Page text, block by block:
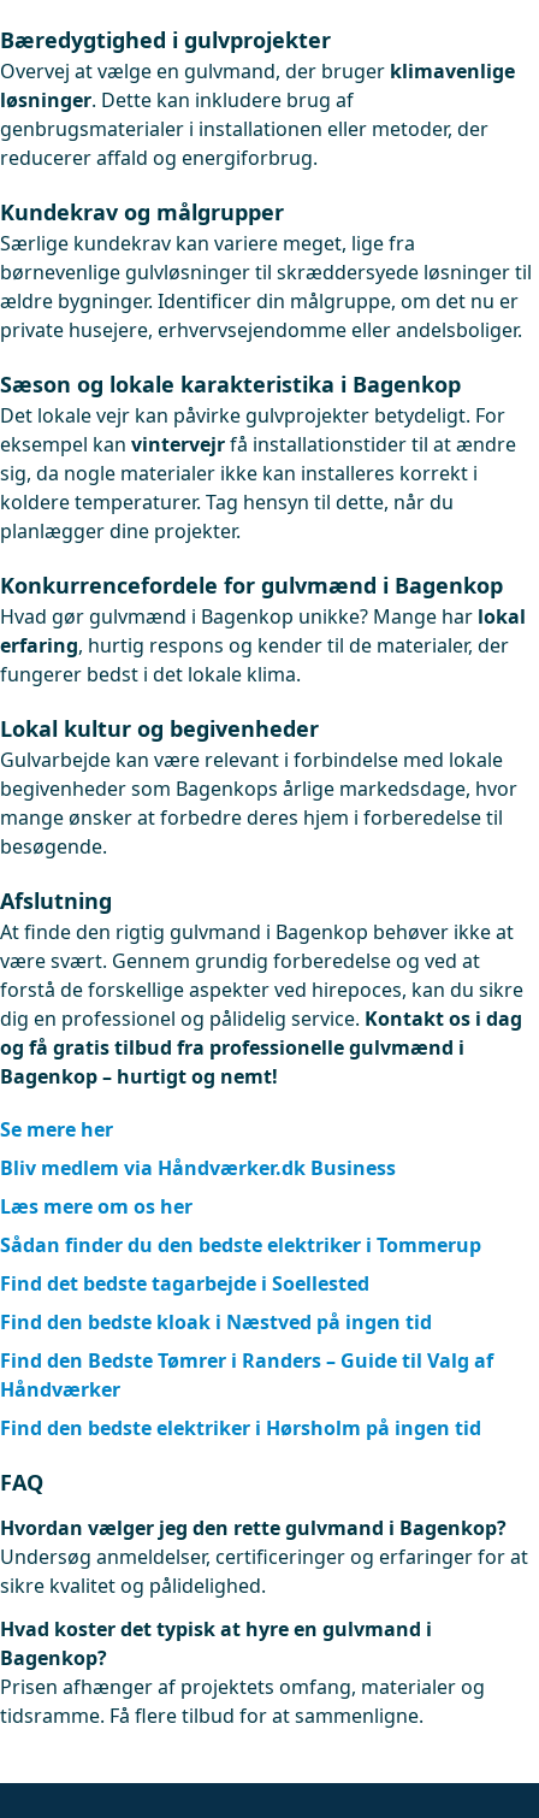
Bæredygtighed i gulvprojekter
Overvej at vælge en gulvmand, der bruger klimavenlige
løsninger. Dette kan inkludere brug af
genbrugsmaterialer i installationen eller metoder, der
reducerer affald og energiforbrug.
Kundekrav og målgrupper
Særlige kundekrav kan variere meget, lige fra
børnevenlige gulvløsninger til skræddersyede løsninger til
ældre bygninger. Identificer din målgruppe, om det nu er
private husejere, erhvervsejendomme eller andelsboliger.
Sæson og lokale karakteristika i Bagenkop
Det lokale vejr kan påvirke gulvprojekter betydeligt. For
eksempel kan vintervejrfå installationstider til at ændre
sig, da nogle materialer ikke kan installeres korrekt i
koldere temperaturer. Tag hensyn til dette, når du
planlægger dine projekter.
Konkurrencefordele for gulvmænd i Bagenkop
Hvad gør gulvmænd i Bagenkop unikke? Mange har lokal
erfaring, hurtig respons og kender til de materialer, der
fungerer bedst i det lokale klima.
Lokal kultur og begivenheder
Gulvarbejde kan være relevant i forbindelse med lokale
begivenheder som Bagenkops årlige markedsdage, hvor
mange ønsker at forbedre deres hjem i forberedelse til
besøgende.
Afslutning
At finde den rigtig gulvmand i Bagenkop behøver ikke at
være svært. Gennem grundig forberedelse og ved at
forstå de forskellige aspekter ved hirepoces, kan du sikre
dig en professionel og pålidelig service. Kontakt os i dag
og få gratis tilbud fra professionelle gulvmænd i
Bagenkop – hurtigt og nemt!
Se mere her
Bliv medlem via Håndværker.dk Business
Læs mere om os her
Sådan finder du den bedste elektriker i Tommerup
Find det bedste tagarbejde i Soellested
Find den bedste kloak i Næstved på ingen tid
Find den Bedste Tømrer i Randers – Guide til Valg af
Håndværker
Find den bedste elektriker i Hørsholm på ingen tid
FAQ
Hvordan vælger jeg den rette gulvmand i Bagenkop?
Undersøg anmeldelser, certificeringer og erfaringer for at
sikre kvalitet og pålidelighed.
Hvad koster det typisk at hyre en gulvmand i
Bagenkop?
Prisen afhænger af projektets omfang, materialer og
tidsramme. Få flere tilbud for at sammenligne.